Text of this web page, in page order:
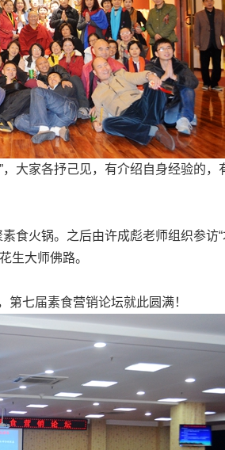
，大家各抒己见，有介绍自身经验的
食火锅。之后由许成彪老师组织参访
生大师佛路。
七届素食营销论坛就此圆满！